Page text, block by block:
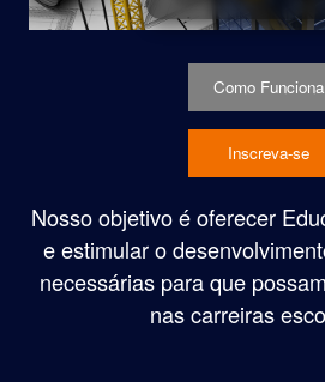
Como Funciona
Inscreva-se
Nosso objetivo é oferecer
e estimular o
necessárias para que
nas carreiras